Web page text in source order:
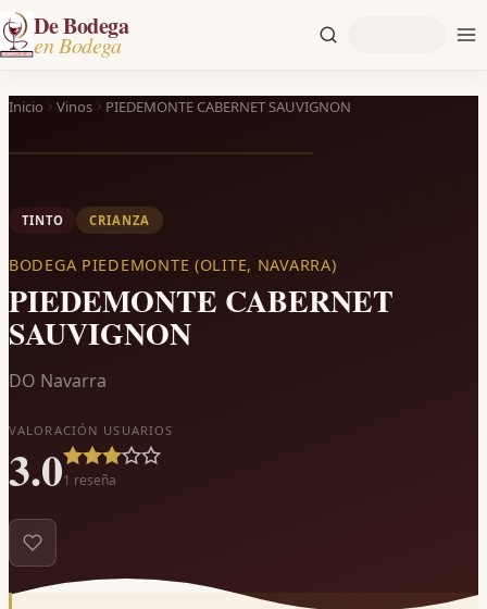
De Bodega
en Bodega
Inicio Vinos PIEDEMONTE CABERNET SAUVIGNON
TINTO CRIANZA
BODEGA PIEDEMONTE (OLITE, NAVARRA)
PIEDEMONTE CABERNET
SAUVIGNON
DO Navarra
VALORACIÓN USUARIOS
3.01 reseña